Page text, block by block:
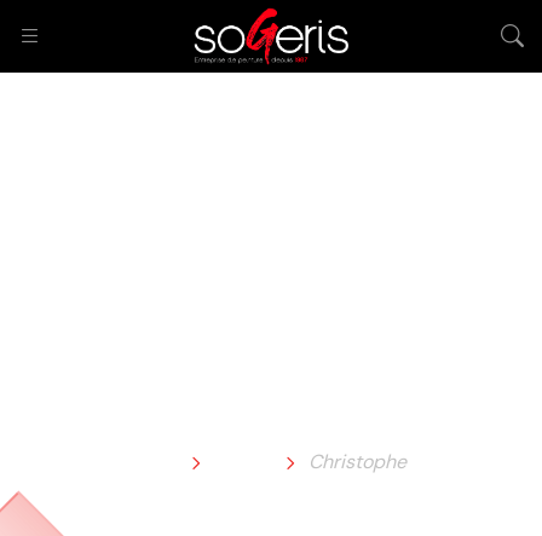
Christophe